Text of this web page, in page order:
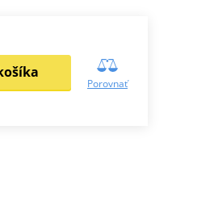
Porovnať